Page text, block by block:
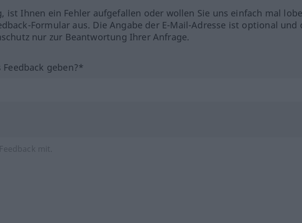
ist Ihnen ein Fehler aufgefallen oder wollen Sie uns einfach mal
Formular aus. Die Angabe der E-Mail-Adresse ist optional und
nur zur Beantwortung Ihrer Anfrage.
geben?*